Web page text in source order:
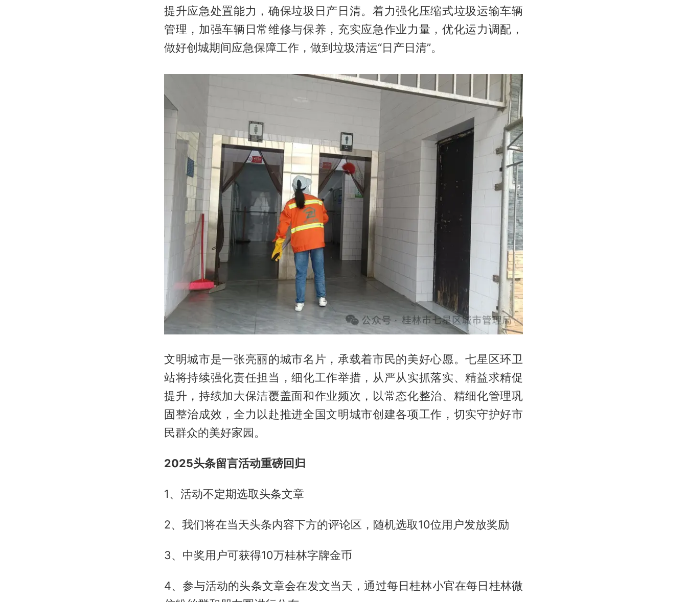
提升应急处置能力，确保垃圾日产日清。着力强化压缩式垃圾运输车辆
管理，加强车辆日常维修与保养，充实应急作业力量，优化运力调配，
做好创城期间应急保障工作，做到垃圾清运“日产日清”。
文明城市是一张亮丽的城市名片，承载着市民的美好心愿。七星区环卫
站将持续强化责任担当，细化工作举措，从严从实抓落实、精益求精促
提升，持续加大保洁覆盖面和作业频次，以常态化整治、精细化管理巩
固整治成效，全力以赴推进全国文明城市创建各项工作，切实守护好市
民群众的美好家园。
2025头条留言活动重磅回归
1、活动不定期选取头条文章
2、我们将在当天头条内容下方的评论区，随机选取10位用户发放奖励
3、中奖用户可获得10万桂林字牌金币
4、参与活动的头条文章会在发文当天，通过每日桂林小官在每日桂林微